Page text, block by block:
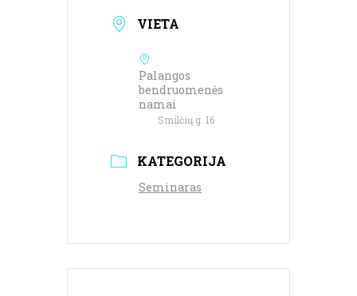
VIETA
Palangos
bendruomenės
namai
Smilčių g. 16
KATEGORIJA
Seminaras